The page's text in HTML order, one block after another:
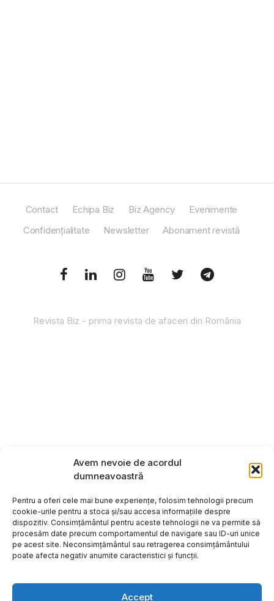
Avem nevoie de acordul
dumneavoastră
Pentru a oferi cele mai bune experiențe, folosim tehnologii precum
cookie-urile pentru a stoca și/sau accesa informațiile despre
dispozitiv. Consimțământul pentru aceste tehnologii ne va permite să
procesăm date precum comportamentul de navigare sau ID-uri unice
pe acest site. Neconsimțământul sau retragerea consimțământului
poate afecta negativ anumite caracteristici și funcții.
Accept
Contact Echipa Biz Biz Agency
Evenimente
Confidențialitate
Newsletter Abonament revistă
Revista Biz - prima revista de afaceri din România